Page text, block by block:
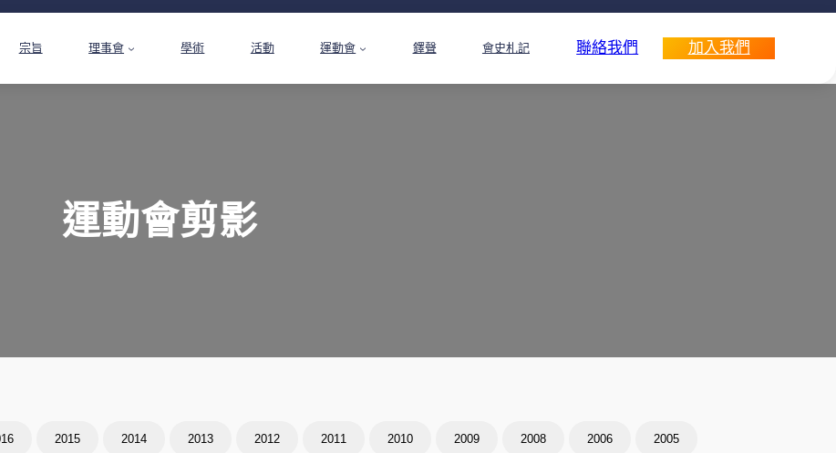
宗旨 理事會 學術 活動 運動會 鐸聲 會史札記 聯絡我們 加入我們
運動會剪影
2015 2014 2013 2012 2011 2010 2009 2008 2006 2005